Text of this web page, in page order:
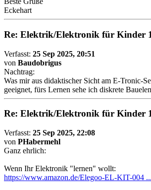
Eckehart
Re: Elektrik/Elektronik für Kinder
Verfasst: 25 Sep 2025, 20:51
von Baudobrigus
Nachtrag:
Was mir aus didaktischer Sicht am E-Tronic-
geeignet, fürs Lernen sehe ich diskrete
Re: Elektrik/Elektronik für Kinder
Verfasst: 25 Sep 2025, 22:08
von PHabermehl
Ganz ehrlich:
Wenn Ihr Elektronik "lernen" wollt:
https://www.amazon.de/Elegoo-EL-KIT-004